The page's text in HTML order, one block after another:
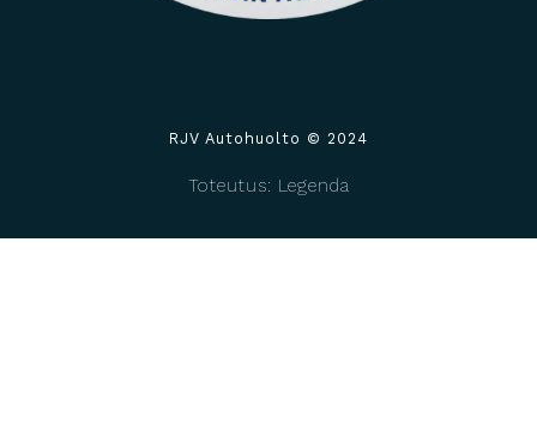
RJV Autohuolto © 2024
Toteutus: Legenda